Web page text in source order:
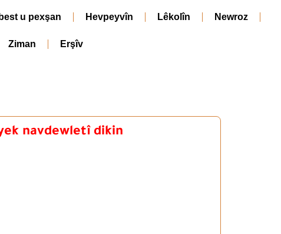
u pexşan Hevpeyvîn Lêkolîn Newroz
Ziman Erşîv
navdewletî dikin